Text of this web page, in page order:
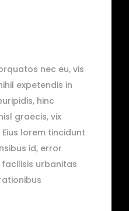
nec eu, vis
expetendis in
hinc
graecis, vix
lorem tincidunt
id, error
urbanitas